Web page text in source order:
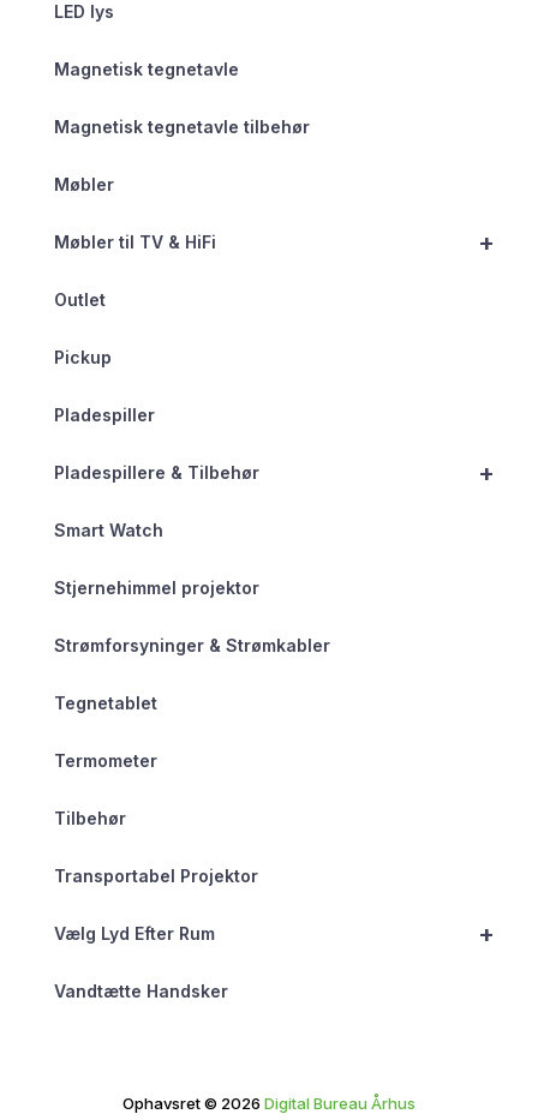
LED lys
Magnetisk tegnetavle
Magnetisk tegnetavle tilbehør
Møbler
+
Møbler til TV & HiFi
Outlet
Pickup
Pladespiller
+
Pladespillere & Tilbehør
Smart Watch
Stjernehimmel projektor
Strømforsyninger & Strømkabler
Tegnetablet
Termometer
Tilbehør
Transportabel Projektor
+
Vælg Lyd Efter Rum
Vandtætte Handsker
Ophavsret © 2026 Digital Bureau Århus